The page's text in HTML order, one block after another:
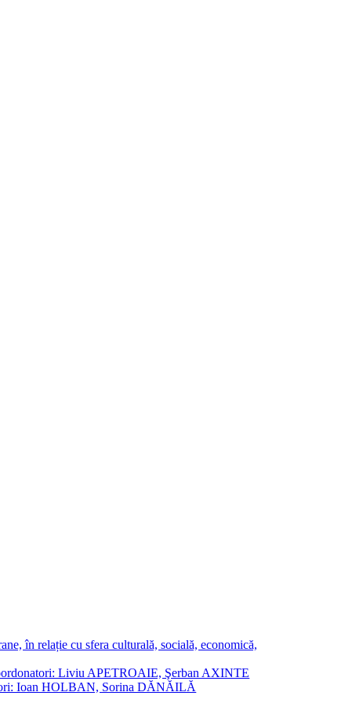
în relație cu sfera culturală, socială, economică,
Liviu APETROAIE, Şerban AXINTE
Ioan HOLBAN, Sorina DĂNĂILĂ